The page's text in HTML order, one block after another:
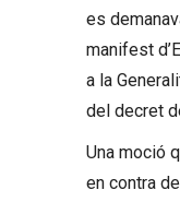
es
manifest
a la
del decret
Una moció
en contra